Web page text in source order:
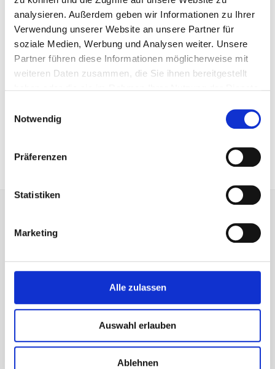
analysieren. Außerdem geben wir Informationen zu Ihrer
Verwendung unserer Website an unsere Partner für
soziale Medien, Werbung und Analysen weiter. Unsere
Partner führen diese Informationen möglicherweise mit
weiteren Daten zusammen, die Sie ihnen bereitgestellt
Notwendig
Präferenzen
Statistiken
Marketing
Alle zulassen
Auswahl erlauben
Ablehnen
SENDEN SIE UNS EINE E-MAIL
anfrage@secutrans.de
RZ Umzug – Rechenzentrum Umzug
Daten- u. Datenträgertransport
Arbeitsrecht: Zustellung Kündigung
Rechtssichere Zustellung per Bote